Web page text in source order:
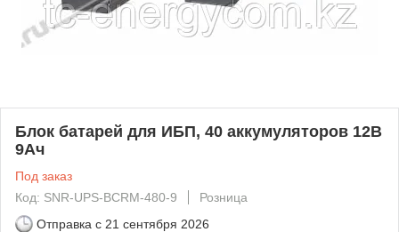
Блок батарей для ИБП, 40 аккумуляторов 12В
9Ач
Под заказ
Код: SNR-UPS-BCRM-480-9
Розница
Отправка с 21 сентября 2026